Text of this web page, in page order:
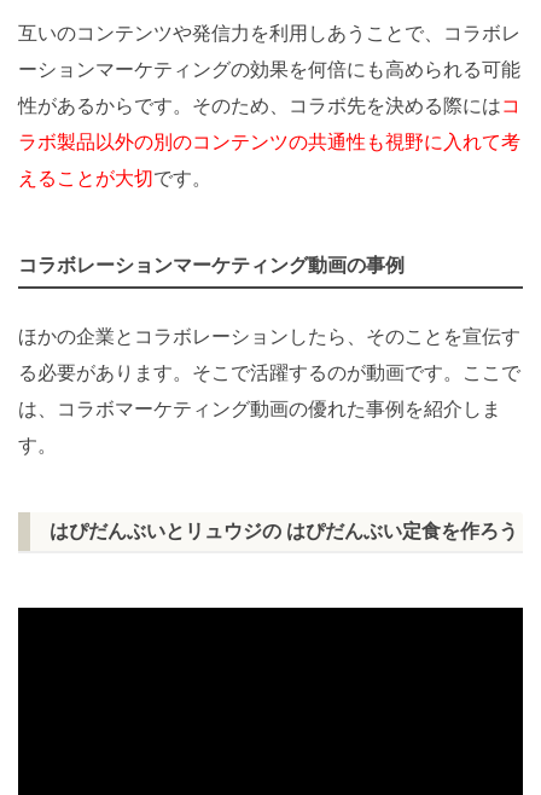
互いのコンテンツや発信力を利用しあうことで、コラボレ
ーションマーケティングの効果を何倍にも高められる可能
性があるからです。そのため、コラボ先を決める際にはコ
ラボ製品以外の別のコンテンツの共通性も視野に入れて考
えることが大切です。
コラボレーションマーケティング動画の事例
ほかの企業とコラボレーションしたら、そのことを宣伝す
る必要があります。そこで活躍するのが動画です。ここで
は、コラボマーケティング動画の優れた事例を紹介しま
す。
はぴだんぶいとリュウジの はぴだんぶい定食を作ろう